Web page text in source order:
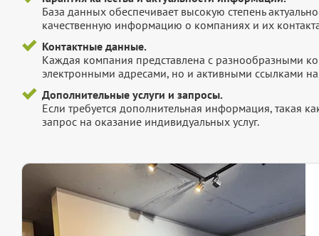
База данных обеспечивает высокую степень
качественную информацию о компаниях и их
Контактные данные.
Каждая компания представлена с разнообразными
электронными адресами, но и активными ссылками
Дополнительные услуги и запросы.
Если требуется дополнительная информация, такая
запрос на оказание индивидуальных услуг.